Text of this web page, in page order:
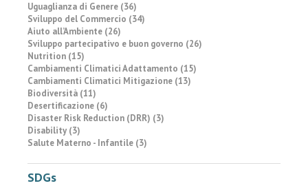
Uguaglianza di Genere (36)
Sviluppo del Commercio (34)
Aiuto all’Ambiente (26)
Sviluppo partecipativo e buon governo (26)
Nutrition (15)
Cambiamenti Climatici Adattamento (15)
Cambiamenti Climatici Mitigazione (13)
Biodiversità (11)
Desertificazione (6)
Disaster Risk Reduction (DRR) (3)
Disability (3)
Salute Materno - Infantile (3)
SDGs